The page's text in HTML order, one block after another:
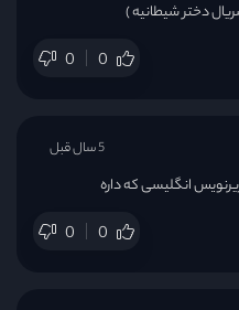
دختر شیطانیه )
0 0
انگلیسی که داره
0 0
5 سال قبل